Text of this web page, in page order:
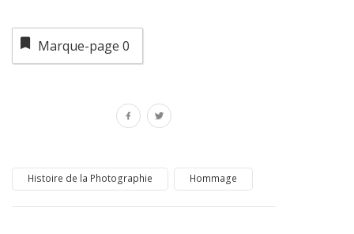
Marque-page 0
Histoire de la Photographie Hommage